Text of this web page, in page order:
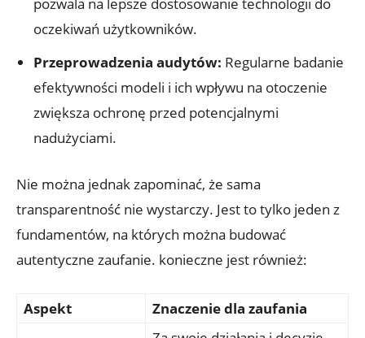
oczekiwań użytkowników.
Przeprowadzenia audytów: Regularne badanie
efektywności modeli i ich wpływu na otoczenie
zwiększa ochronę przed potencjalnymi
nadużyciami.
Nie można jednak zapominać, że sama
transparentność nie wystarczy. Jest to tylko jeden z
fundamentów, na których można budować
autentyczne zaufanie. konieczne jest również:
Aspekt
Znaczenie dla zaufania